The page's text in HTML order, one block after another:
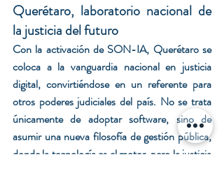
Querétaro, laboratorio nacional de
la justicia del futuro
Con la activación de SON-IA, Querétaro se
coloca a la vanguardia nacional en justicia
digital, convirtiéndose en un referente para
otros poderes judiciales del país. No se trata
únicamente de adoptar software, sino de
asumir una nueva filosofía de gestión pública,
donde la tecnología es el motor, pero la justicia